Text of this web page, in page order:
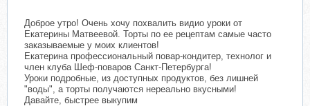
Доброе утро! Очень хочу похвалить видио уроки от
Екатерины Матвеевой. Торты по ее рецептам самые часто
заказываемые у моих клиентов!
Екатерина профессиональный повар-кондитер, технолог и
член клуба Шеф-поваров Санкт-Петербурга!
Уроки подробные, из доступных продуктов, без лишней
"воды", а торты получаются нереально вкусными!
Давайте, быстрее выкупим